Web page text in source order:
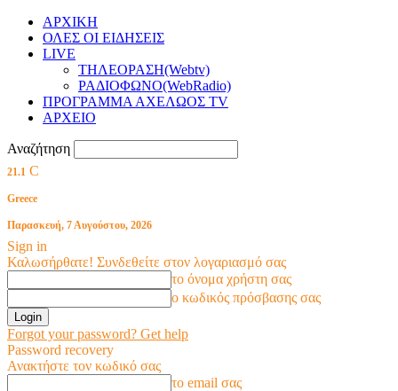
ΑΡΧΙΚΗ
ΟΛΕΣ ΟΙ ΕΙΔΗΣΕΙΣ
LIVE
ΤΗΛΕΟΡΑΣΗ(Webtv)
ΡΑΔΙΟΦΩΝΟ(WebRadio)
ΠΡΟΓΡΑΜΜΑ ΑΧΕΛΩΟΣ TV
ΑΡΧΕΙΟ
Αναζήτηση
21.1 C
Greece
Παρασκευή, 7 Αυγούστου, 2026
Sign in
Καλωσήρθατε! Συνδεθείτε στον λογαριασμό σας
το όνομα χρήστη σας
ο κωδικός πρόσβασης σας
Forgot your password? Get help
Password recovery
Ανακτήστε τον κωδικό σας
το email σας